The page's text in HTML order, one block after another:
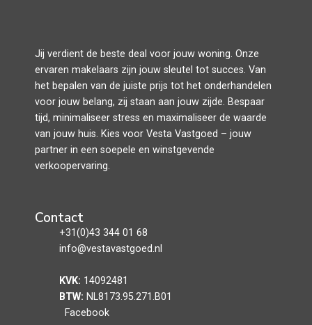
Jij verdient de beste deal voor jouw woning. Onze
ervaren makelaars zijn jouw sleutel tot succes. Van
het bepalen van de juiste prijs tot het onderhandelen
voor jouw belang, zij staan aan jouw zijde. Bespaar
tijd, minimaliseer stress en maximaliseer de waarde
van jouw huis. Kies voor Vesta Vastgoed – jouw
partner in een soepele en winstgevende
verkoopervaring.
Contact
+31(0)43 344 01 68
info@vestavastgoed.nl
KVK: 14092481
BTW: NL8173.95.271.B01
Facebook